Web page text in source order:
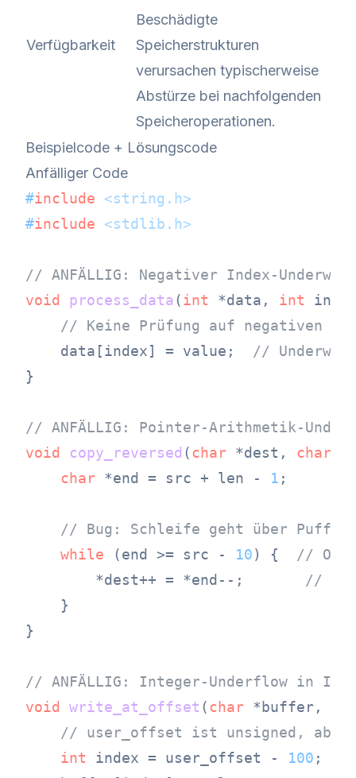
Verfügbarkeit
Beschädigte
Speicherstrukturen
verursachen typischerweise
Abstürze bei nachfolgenden
Speicheroperationen.
Beispielcode + Lösungscode
Anfälliger Code
#include
<string.h>
#include <stdlib.h>
// ANFÄLLIG: Negativer Index-
void
process_data(int *data, int
// Keine Prüfung auf negativen
    data[index] = value;
//
}
// ANFÄLLIG: Pointer-Arithmetik-
void
copy_reversed (char *dest, char
char *end = src + len - 1 ;
// Bug: Schleife geht über
while (end >= src - 10) { // Off-
        *dest++ = *end--;
//
    }
}
// ANFÄLLIG: Integer-Underflow in
void
write_at_offset (char *buffer,
// user_offset ist unsigned, aber
int index = user_offset - 100 ;